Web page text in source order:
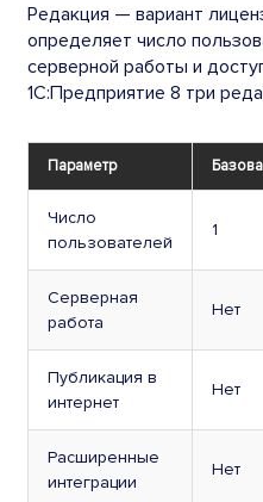
Редакция — вариант
определяет число
серверной работы и
1С:Предприятие 8 три
Параметр
Число
пользователей
1
Серверная
работа
Нет
Публикация в
интернет
Нет
Расширенные
интеграции
Нет